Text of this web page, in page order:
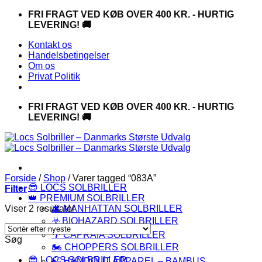
FortsætFRI FRAGT VED KØB OVER 400 KR. - HURTIG
LEVERING! 🚚
Kontakt os
Handelsbetingelser
Om os
Privat Politik
FRI FRAGT VED KØB OVER 400 KR. - HURTIG
LEVERING! 🚚
😎 LOCS SOLBRILLER
👑 PREMIUM SOLBRILLER
🌆 MANHATTAN SOLBRILLER
☣️ BIOHAZARD SOLBRILLER
🌴 CAPRAIA SOLBRILLER
🏍️ CHOPPERS SOLBRILLER
Forside / Shop /Varer tagged “083A”
Filter
Viser 2 resultaterSorteret
efter
Søg
😎 LOCS SOLBRILLER